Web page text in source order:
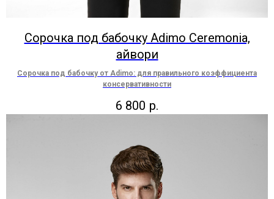
Сорочка под бабочку Adimo Ceremonia,
айвори
Сорочка под бабочку от Adimo: для правильного коэффициента
консервативности
6 800 р.